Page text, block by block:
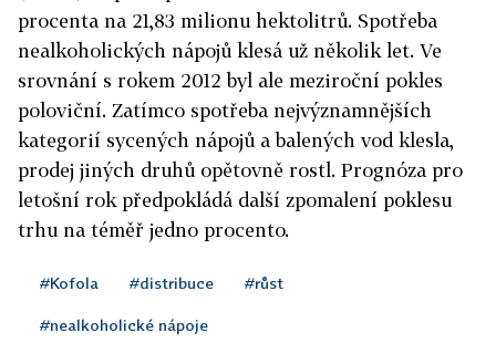
procenta na 21,83 milionu hektolitrů. Spotřeba
nealkoholických nápojů klesá už několik let. Ve
srovnání s rokem 2012 byl ale meziroční pokles
poloviční. Zatímco spotřeba nejvýznamnějších
kategorií sycených nápojů a balených vod klesla,
prodej jiných druhů opětovně rostl. Prognóza pro
letošní rok předpokládá další zpomalení poklesu
trhu na téměř jedno procento.
#Kofola #distribuce #růst
#nealkoholické nápoje